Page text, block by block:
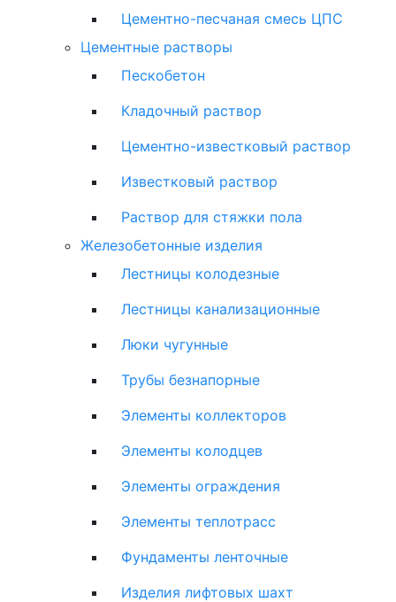
Цементно-песчаная смесь ЦПС
Цементные растворы
Пескобетон
Кладочный раствор
Цементно-известковый раствор
Известковый раствор
Раствор для стяжки пола
Железобетонные изделия
Лестницы колодезные
Лестницы канализационные
Люки чугунные
Трубы безнапорные
Элементы коллекторов
Элементы колодцев
Элементы ограждения
Элементы теплотрасс
Фундаменты ленточные
Изделия лифтовых шахт